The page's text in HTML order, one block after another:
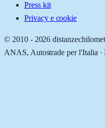
Press kit
Privacy e cookie
© 2010 - 2026
ANAS, Autostrade per l'Italia